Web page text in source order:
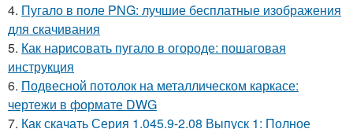
4. Пугало в поле PNG: лучшие бесплатные изображения
для скачивания
5. Как нарисовать пугало в огороде: пошаговая
инструкция
6. Подвесной потолок на металлическом каркасе:
чертежи в формате DWG
7. Как скачать Серия 1.045.9-2.08 Выпуск 1: Полное